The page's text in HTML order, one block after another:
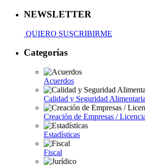
NEWSLETTER
QUIERO SUSCRIBIRME
Categorías
Acuerdos
Calidad y Seguridad Alimentaria
Creación de Empresas /
Estadísticas
Fiscal